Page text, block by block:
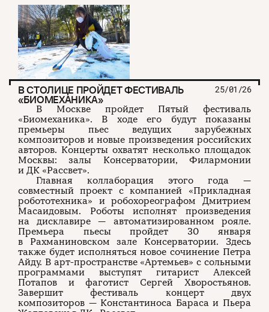
В СТОЛИЦЕ ПРОЙДЕТ ФЕСТИВАЛЬ
«БИОМЕХАНИКА»
25/01/26
В Москве пройдет Пятый фестиваль
«Биомеханика». В ходе его будут показаны
премьеры пьес ведущих зарубежных
композиторов и новые произведения российских
авторов. Концерты охватят несколько площадок
Москвы: залы Консерватории, Филармонии
и ДК «Рассвет».
Главная коллаборация этого года —
совместный проект с компанией «Прикладная
робототехника» и робохореографом Дмитрием
Масаидовым. Роботы исполнят произведения
на дисклавире — автоматизированном рояле.
Премьера пьесы пройдет 30 января
в Рахманиновском зале Консерватории. Здесь
также будет исполняться новое сочинение Петра
Айду. В арт-пространстве «Артемьев» с сольными
программами выступят гитарист Алексей
Потапов и фаготист Сергей Хворостьянов.
Завершит фестиваль концерт двух
композиторов — Константиноса Бараса и Пьера
О проекте
Команда
Авторы
Журнал
Подписаться на журнал
ЧТИВО ДОМ
YouTube
Telegram
VK
Пользовательское соглашение
Политика конфиденциальности
16+
(c) ЧТИВО 2026. Все права защищены
Разработка:Astroshock